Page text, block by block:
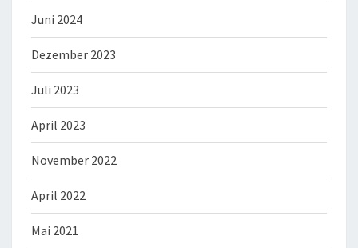
Juni 2024
Dezember 2023
Juli 2023
April 2023
November 2022
April 2022
Mai 2021